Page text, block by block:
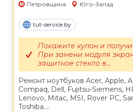
Петровщина Юго-Запад
tut-service.by
Ремонт ноутбуков Acer, Apple,
Compaq, Dell, Fujitsu-Siemens,
Lenovo, Mitac, MSI, Rover PC,
Toshiba....
Покажите купон и
При замени модуля
защитное стекло в...